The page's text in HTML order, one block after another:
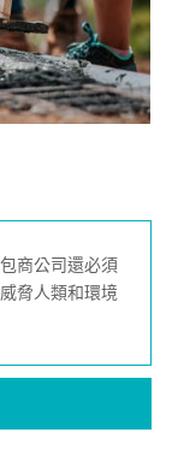
商公司還必須
脅人類和環境